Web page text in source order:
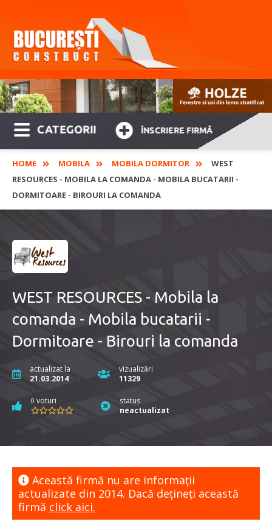
CATEGORII ÎNSCRIERE FIRMĂ
HOME MOBILA MOBILA DORMITOR
WEST
RESOURCES - MOBILA LA COMANDA - MOBILA BUCATARII -
DORMITOARE - BIROURI LA COMANDA
WEST RESOURCES - Mobila la
comanda - Mobila bucatarii -
Dormitoare - Birouri la comanda
actualizat la
21.03.2014
vizualizări
11329
0 voturi
status
neactualizat
Această firmă nu are informaţii
actualizate din 2014. Dacă dețineți această
firmă click aici.